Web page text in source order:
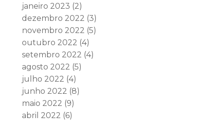
janeiro 2023 (2)
dezembro 2022 (3)
novembro 2022 (5)
outubro 2022 (4)
setembro 2022 (4)
agosto 2022 (5)
julho 2022 (4)
junho 2022 (8)
maio 2022 (9)
abril 2022 (6)